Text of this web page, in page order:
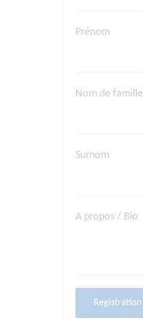
Prénom
Nom de famille
Surnom
A propos / Bio